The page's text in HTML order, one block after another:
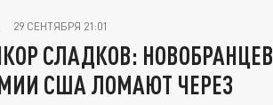
29 СЕНТЯБРЯ 21:01
СЛАДКОВ: НОВОБРАНЦЕВ
США ЛОМАЮТ ЧЕРЕЗ